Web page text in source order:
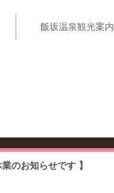
飯坂温泉観光案内
のお知らせです 】